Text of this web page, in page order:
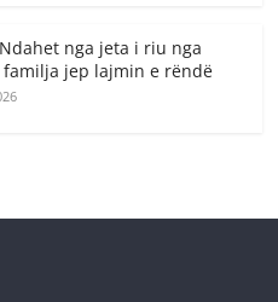
nga jeta i riu nga
familja jep lajmin e rëndë